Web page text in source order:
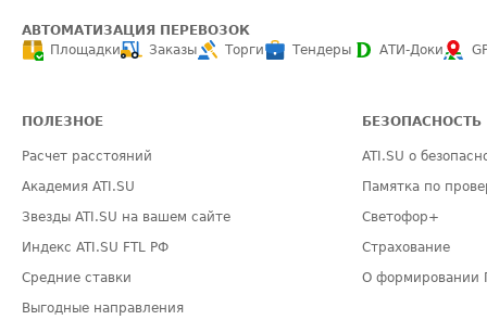
АВТОМАТИЗАЦИЯ ПЕРЕВОЗОК
Площадки
Заказы Торги Тендеры АТИ-Доки
ПОЛЕЗНОЕ
Расчет расстояний
Академия ATI.SU
Звезды ATI.SU на вашем сайте
Индекс ATI.SU FTL РФ
Средние ставки
Выгодные направления
БЕЗОПАСНОСТЬ
ATI.SU о
Памятка по
Светофор+
Страхование
О формировании